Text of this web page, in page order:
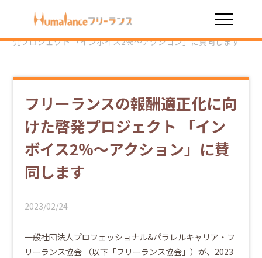
HOME お役立ち情報
発プロジェクト 「インボイス2％～アクション」に賛同します
フリーランスの報酬適正化に向
けた啓発プロジェクト 「イン
ボイス2％～アクション」に賛
同します
2023/02/24
一般社団法人プロフェッショナル&パラレルキャリア・フ
リーランス協会 （以下「フリーランス協会」）が、2023